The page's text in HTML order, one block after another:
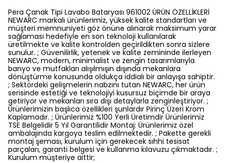
Pera Çanak Tipi Lavabo Bataryası 961002 ÜRÜN ÖZELLİKLERİ
NEWARC markalı ürünlerimiz, yüksek kalite standartları ve
müşteri memnuniyeti göz önüne alınarak maksimum yarar
sağlaması hedefiyle en son teknoloji kullanılarak
üretilmekte ve kalite kontrolden geçirildikten sonra sizlere
sunulur. ; Güvenilirlik, yetenek ve kalite zemininde ilerleyen
NEWARC, modern, minimalist ve zengin tasarımlarıyla
banyo ve mutfakları alışılmışın dışında mekanlara
dönüştürme konusunda oldukça iddialı bir anlayışa sahiptir.
; Sektördeki gelişmelerin nabzını tutan NEWARC, her ürün
serisinde estetiği ve teknolojiyi kusursuz biçimde bir araya
getiriyor ve mekanları sıra dışı detaylarla zenginleştiriyor. ;
Ürünlerimizin başlıca özellikleri şunlardır Pirinç Üzeri Krom
Kaplamadır. ; Ürünlerimiz %100 Yerli Üretimdir Ürünlerimiz
TSE Belgelidir 5 Yıl Garantilidir Montaj: Ürünlerimiz özel
ambalajında kargoya teslim edilmektedir. ; Pakette gerekli
montaj şeması, kurulum için gerekecek sıhhi tesisat
parçaları, garanti belgesi ve kullanma kılavuzu çıkmaktadır. ;
Kurulum müşteriye aittir;